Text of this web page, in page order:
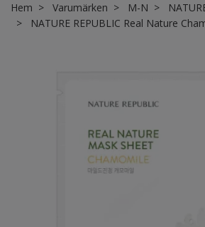
Hem Varumärken M-N
NATURE REPUBLIC Real Nature